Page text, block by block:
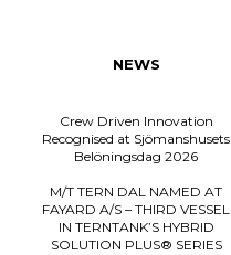
NEWS
Crew Driven Innovation
Recognised at Sjömanshusets
Belöningsdag 2026
M/T TERN DAL NAMED AT
FAYARD A/S – THIRD VESSEL
IN TERNTANK’S HYBRID
SOLUTION PLUS® SERIES